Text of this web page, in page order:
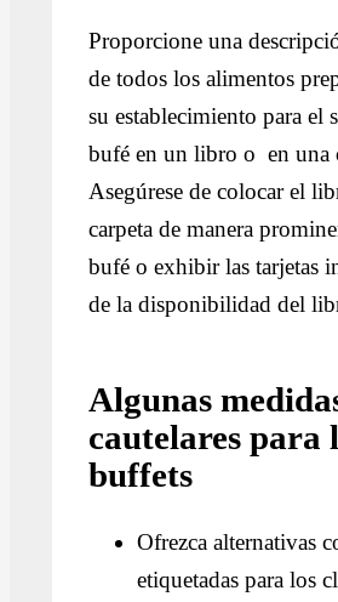
Proporcione una
de todos los alimentos
su establecimiento para el
bufé en un libro o en una
Asegúrese de colocar el
carpeta de manera
bufé o exhibir las tarjetas
de la disponibilidad del
Algunas
cautelares para
buffets
Ofrezca alternativas
etiquetadas para los